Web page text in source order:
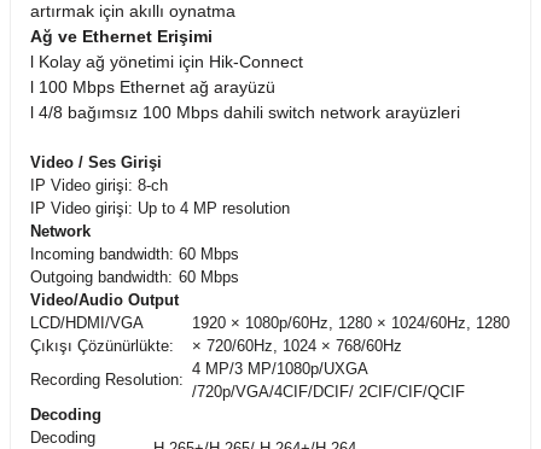
Stokta Yok
XVR7116HE-4KL-X 16 Kanal Penta-brid 4K Mini 1U DVR
Stokta Yok
DAHUA HAC-B2A21P-DIP 2MP HDCVI IR Bullet Kamera
artırmak için akıllı oynatma
Ağ ve Ethernet Erişimi
l Kolay ağ yönetimi için Hik-Connect
l 100 Mbps Ethernet ağ arayüzü
l 4/8 bağımsız 100 Mbps dahili switch network arayüzleri
Video / Ses Girişi
IP Video girişi: 8-ch
IP Video girişi: Up to 4 MP resolution
Network
Incoming bandwidth: 60 Mbps
Outgoing bandwidth: 60 Mbps
Video/Audio Output
LCD/HDMI/VGA
Çıkışı Çözünürlükte:
1920 × 1080p/60Hz, 1280 × 1024/60Hz, 1280
× 720/60Hz, 1024 × 768/60Hz
Recording Resolution:
4 MP/3 MP/1080p/UXGA
/720p/VGA/4CIF/DCIF/ 2CIF/CIF/QCIF
Decoding
Decoding